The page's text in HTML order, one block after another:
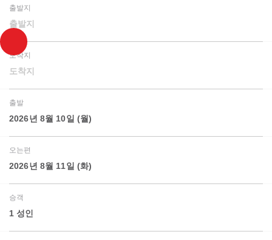
출발지
출발지
도착지
도착지
출발
2026년 8월 10일 (월)
오는편
2026년 8월 11일 (화)
승객
1 성인